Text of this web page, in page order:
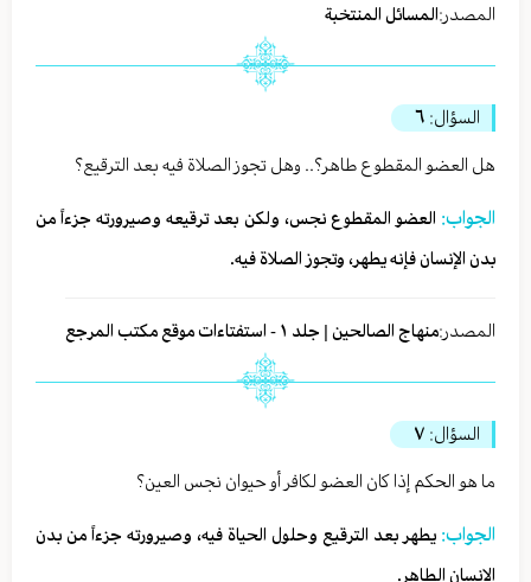
المصدر:المسائل المنتخبة
السؤال: ٦
هل العضو المقطوع طاهر؟.. وهل تجوز الصلاة فيه بعد الترقيع؟
الجواب: العضو المقطوع نجس، ولكن بعد ترقيعه وصيرورته جزءاً من
بدن الإنسان فإنه يطهر، وتجوز الصلاة فيه.
المصدر:منهاج الصالحين | جلد ١ - استفتاءات موقع مكتب المرجع
السؤال: ٧
ما هو الحكم إذا كان العضو لكافر أو حيوان نجس العين؟
الجواب: يطهر بعد الترقيع وحلول الحياة فيه، وصيرورته جزءاً من بدن
الإنسان الطاهر.